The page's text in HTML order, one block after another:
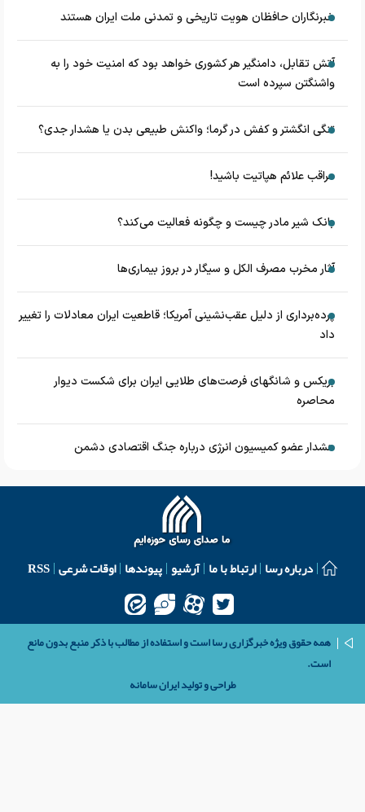
خبرنگاران حافظان هویت تاریخی و تمدنی ملت ایران هستند
آتش تقابل، دامنگیر هر کشوری خواهد بود که امنیت خود را به
واشنگتن سپرده است
تنگی انگشتر و کفش در گرما؛ واکنش طبیعی بدن یا هشدار جدی؟
مراقب علائم هپاتیت باشید!
بانک شیر مادر چیست و چگونه فعالیت می‌کند؟
آثار مخرب مصرف الکل و سیگار در بروز بیماری‌ها
پرده‌برداری از دلیل عقب‌نشینی آمریکا؛ قاطعیت ایران معادلات را تغییر
داد
بریکس و شانگهای فرصت‌های طلایی ایران برای شکست دیوار
محاصره
هشدار عضو کمیسیون انرژی درباره جنگ اقتصادی دشمن
درباره رسا ارتباط با ما آرشیو پیوندها اوقات شرعی RSS
همه حقوق ویژه خبرگزاری رسا است و استفاده از مطالب با ذکر منبع بدون مانع
است.
طراحی و تولیدایران سامانه